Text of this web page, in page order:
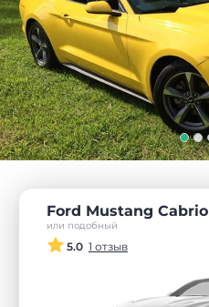
Ford Mustang Cabrio
или подобный
5.0 1 отзыв